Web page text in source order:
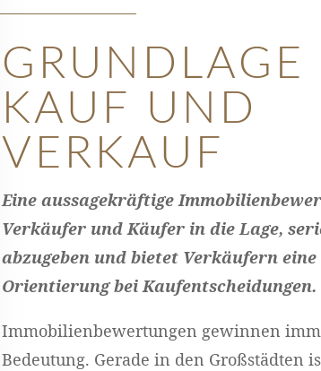
GRUNDLAGE
KAUF UND
VERKAUF
Eine aussagekräftige
Verkäufer und Käufer in die Lage,
abzugeben und bietet Verkäufern
Orientierung bei Kaufentscheidungen.
Immobilienbewertungen gewinnen
Bedeutung. Gerade in den Großstädten